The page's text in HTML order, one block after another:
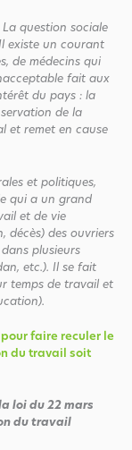
La question sociale
existe un courant
de médecins qui
fait aux
du pays : la
de la
et remet en cause
et politiques,
qui a un grand
et de vie
décès) des ouvriers
plusieurs
etc.). Il se fait
temps de travail et
faire reculer le
du travail soit
loi du 22 mars
du travail